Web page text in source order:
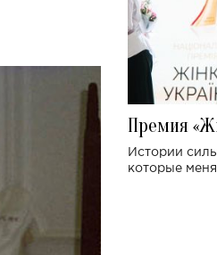
Премия
Истории
которые